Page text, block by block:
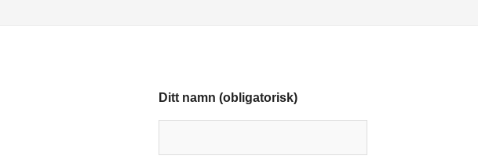
Ditt namn (obligatorisk)